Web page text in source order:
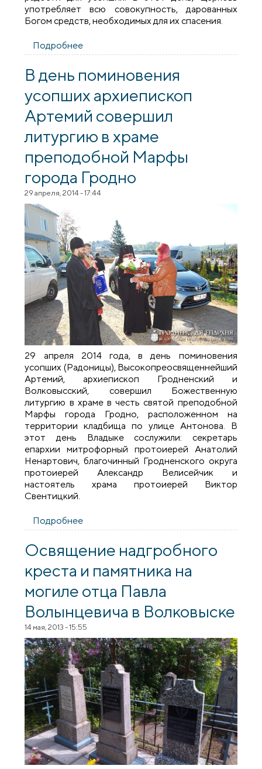
употребляет всю совокупность, дарованных
Богом средств, необходимых для их спасения.
Подробнее
состоялся Крестный ход на кладбище
В день поминовения
усопших архиепископ
Артемий совершил
литургию в храме
преподобной Марфы
города Гродно
29 апреля, 2014 - 17:44
29 апреля 2014 года, в день поминовения
усопших (Радоницы), Высокопреосвященнейший
Артемий, архиепископ Гродненский и
Волковысский, совершил Божественную
литургию в храме в честь святой преподобной
Марфы города Гродно, расположенном на
территории кладбища по улице Антонова. В
этот день Владыке сослужили: секретарь
епархии митрофорный протоиерей Анатолий
Ненартович, благочинный Гродненского округа
протоиерей Александр Велисейчик и
настоятель храма протоиерей Виктор
Свентицкий.
Подробнее
архиепископ Артемий совершил
литургию в храме преподобной Марфы
города Гродно
Освящение надгробного
креста и памятника на
могиле отца Павла
Волынцевича в Волковыске
14 мая, 2013 - 15:55